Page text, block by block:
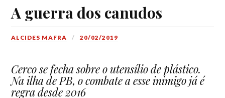
A guerra dos canudos
ALCIDES MAFRA 20/02/2019
Cerco se fecha sobreoutensílio de plástico.
Na ilha de PB, o combate a esse inimigo já é
regra desde 2016